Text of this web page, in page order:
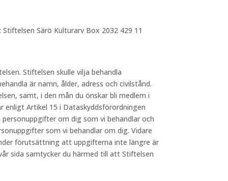
Särö Kulturarv Box 2032 429 11
Stiftelsen skulle vilja behandla
är namn, ålder, adress och civilstånd.
samt, i den mån du önskar bli medlem i
enligt Artikel 15 i Dataskyddsförordningen
om dig som vi behandlar och
som vi behandlar om dig. Vidare
förutsättning att uppgifterna inte längre är
sida samtycker du härmed till att Stiftelsen